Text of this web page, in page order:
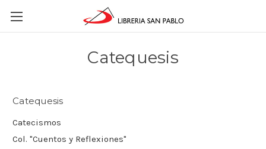
Catequesis
Catequesis
Catecismos
Col. "Cuentos y Reflexiones"